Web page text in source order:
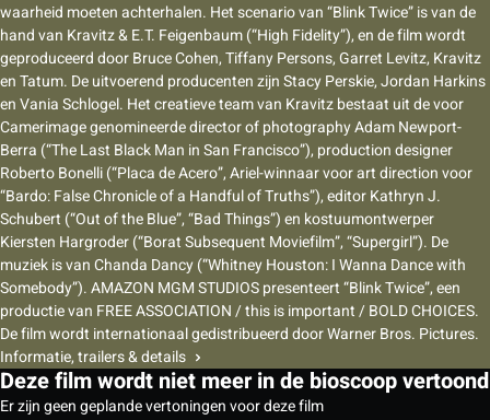
waarheid moeten achterhalen. Het scenario van “Blink Twice” is van de
hand van Kravitz & E.T. Feigenbaum (“High Fidelity”), en de film wordt
geproduceerd door Bruce Cohen, Tiffany Persons, Garret Levitz, Kravitz
en Tatum. De uitvoerend producenten zijn Stacy Perskie, Jordan Harkins
en Vania Schlogel. Het creatieve team van Kravitz bestaat uit de voor
Camerimage genomineerde director of photography Adam Newport-
Berra (“The Last Black Man in San Francisco”), production designer
Roberto Bonelli (“Placa de Acero”, Ariel-winnaar voor art direction voor
“Bardo: False Chronicle of a Handful of Truths”), editor Kathryn J.
Schubert (“Out of the Blue”, “Bad Things”) en kostuumontwerper
Kiersten Hargroder (“Borat Subsequent Moviefilm”, “Supergirl”). De
muziek is van Chanda Dancy (“Whitney Houston: I Wanna Dance with
Somebody”). AMAZON MGM STUDIOS presenteert “Blink Twice”, een
productie van FREE ASSOCIATION / this is important / BOLD CHOICES.
De film wordt internationaal gedistribueerd door Warner Bros. Pictures.
Informatie, trailers & details
Deze film wordt niet meer in de bioscoop vertoond
Er zijn geen geplande vertoningen voor deze film